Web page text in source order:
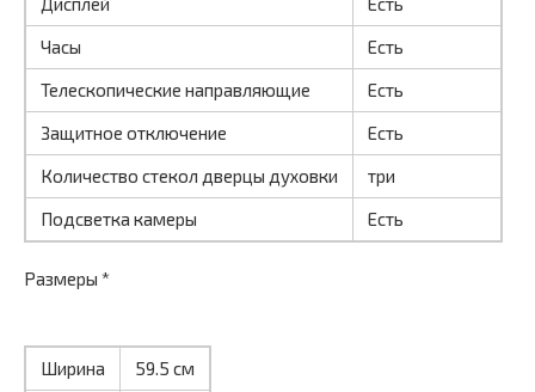
Часы
Есть
Телескопические направляющие
Есть
Защитное отключение
Есть
Количество стекол дверцы духовки
три
Подсветка камеры
Есть
Размеры *
Ширина
59.5 см